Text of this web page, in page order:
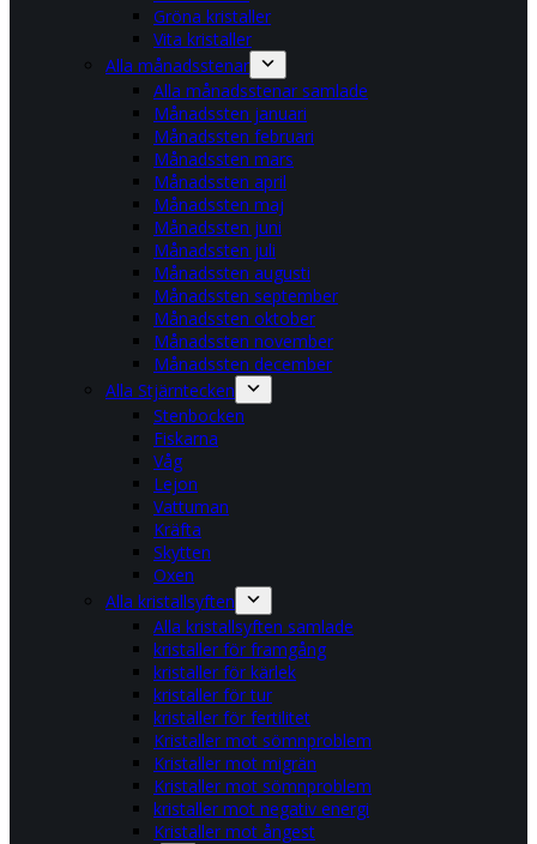
Gröna kristaller
Vita kristaller
Alla månadsstenar
Alla månadsstenar samlade
Månadssten januari
Månadssten februari
Månadssten mars
Månadssten april
Månadssten maj
Månadssten juni
Månadssten juli
Månadssten augusti
Månadssten september
Månadssten oktober
Månadssten november
Månadssten december
Alla Stjärntecken
Stenbocken
Fiskarna
Våg
Lejon
Vattuman
Kräfta
Skytten
Oxen
Alla kristallsyften
Alla kristallsyften samlade
kristaller för framgång
kristaller för kärlek
kristaller för tur
kristaller för fertilitet
Kristaller mot sömnproblem
Kristaller mot migrän
Kristaller mot sömnproblem
kristaller mot negativ energi
Kristaller mot ångest